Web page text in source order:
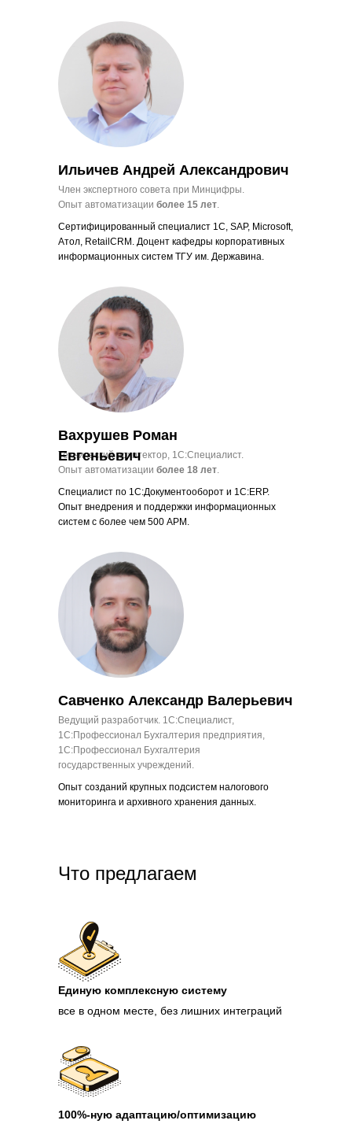
Технический архитектор, 1С:Специалист.
Опыт автоматизации более 18 лет.
Вахрушев Роман
Евгеньевич
Специалист по 1С:Документооборот и 1С:ERP.
Опыт внедрения и поддержки информационных
систем с более чем 500 АРМ.
Член экспертного совета при Минцифры.
Опыт автоматизации более 15 лет.
Ильичев Андрей Александрович
Сертифицированный специалист 1С, SAP, Microsoft,
Атол, RetailCRM. Доцент кафедры корпоративных
информационных систем ТГУ им. Державина.
Ведущий разработчик. 1С:Специалист,
1С:Профессионал Бухгалтерия предприятия,
1С:Профессионал Бухгалтерия
государственных учреждений.
Савченко Александр Валерьевич
Опыт созданий крупных подсистем налогового
мониторинга и архивного хранения данных.
Что предлагаем
Единую комплексную систему
100%-ную адаптацию/оптимизацию
все в одном месте, без лишних интеграций